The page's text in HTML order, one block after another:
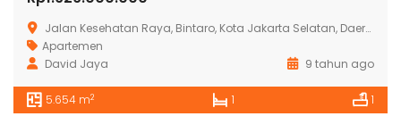
Jalan Kesehatan Raya, Bintaro, Kota Jakarta Selatan, Daerah Khusus Ibukota Jakarta
Apartemen
David Jaya
9 tahun ago
5.654 m2 1 1